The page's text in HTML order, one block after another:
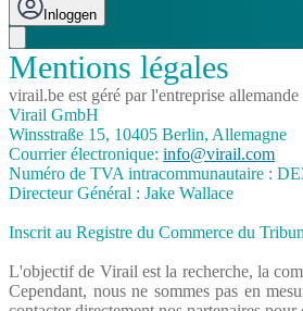
Inloggen
Mentions légales
virail.be est géré par l'entreprise allemande
Virail GmbH
Winsstraße 15, 10405 Berlin, Allemagne
Courrier électronique: info@virail.com
Numéro de TVA intracommunautaire :
Directeur Général : Jake Wallace
Inscrit au Registre du Commerce du
L'objectif de Virail est la recherche, la
Cependant, nous ne sommes pas en